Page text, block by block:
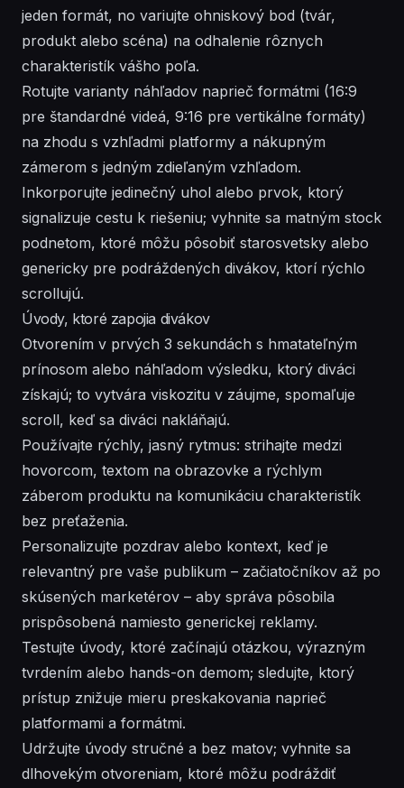
jeden formát, no variujte ohniskový bod (tvár,
produkt alebo scéna) na odhalenie rôznych
charakteristík vášho poľa.
Rotujte varianty náhľadov naprieč formátmi (16:9
pre štandardné videá, 9:16 pre vertikálne formáty)
na zhodu s vzhľadmi platformy a nákupným
zámerom s jedným zdieľaným vzhľadom.
Inkorporujte jedinečný uhol alebo prvok, ktorý
signalizuje cestu k riešeniu; vyhnite sa matným stock
podnetom, ktoré môžu pôsobiť starosvetsky alebo
genericky pre podráždených divákov, ktorí rýchlo
scrollujú.
Úvody, ktoré zapojia divákov
Otvorením v prvých 3 sekundách s hmatateľným
prínosom alebo náhľadom výsledku, ktorý diváci
získajú; to vytvára viskozitu v záujme, spomaľuje
scroll, keď sa diváci nakláňajú.
Používajte rýchly, jasný rytmus: strihajte medzi
hovorcom, textom na obrazovke a rýchlym
záberom produktu na komunikáciu charakteristík
bez preťaženia.
Personalizujte pozdrav alebo kontext, keď je
relevantný pre vaše publikum – začiatočníkov až po
skúsených marketérov – aby správa pôsobila
prispôsobená namiesto generickej reklamy.
Testujte úvody, ktoré začínajú otázkou, výrazným
tvrdením alebo hands-on demom; sledujte, ktorý
prístup znižuje mieru preskakovania naprieč
platformami a formátmi.
Udržujte úvody stručné a bez matov; vyhnite sa
dlhovekým otvoreniam, ktoré môžu podráždiť